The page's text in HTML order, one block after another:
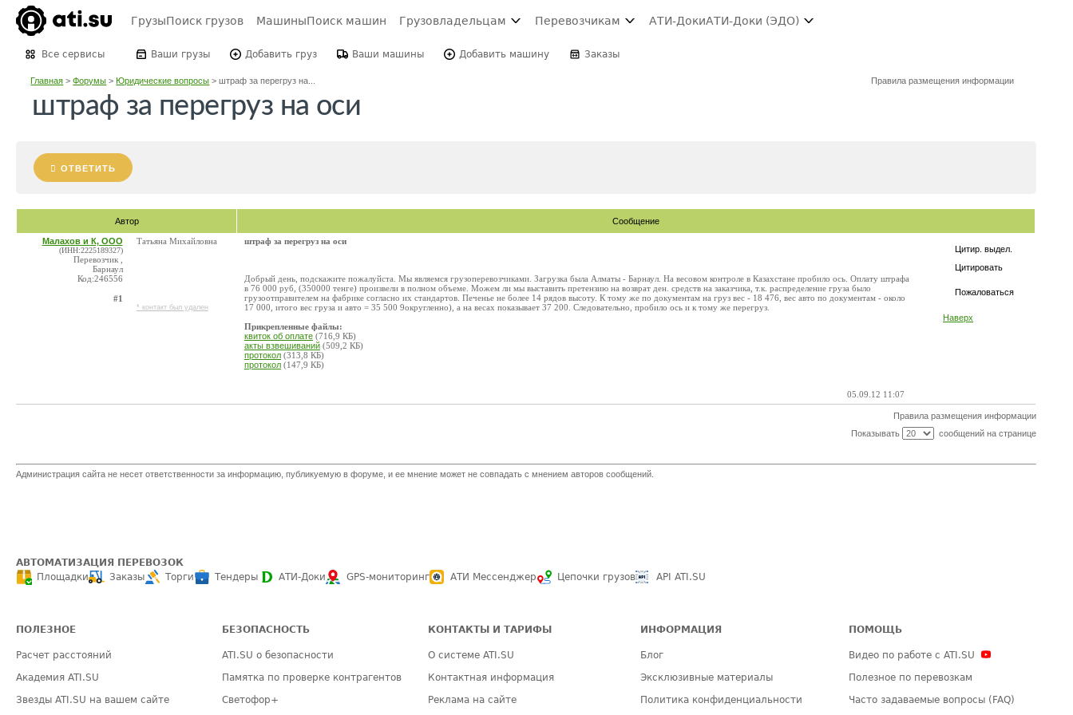
ГрузыПоиск грузов МашиныПоиск машин Грузовладельцам Перевозчикам АТИ-ДокиАТИ-Доки (ЭДО)
Все сервисы Ваши грузы Добавить груз Ваши машины Добавить машину Заказы
Главная >Форумы >Юридические вопросы >штраф за перегруз на... Правила размещения информации
штраф за перегруз на оси
ОТВЕТИТЬ
Автор Сообщение
Цитир. выдел.
Цитировать
Пожаловаться
Наверх
Малахов и К, ООО
(ИНН:2225189327)
Перевозчик ,
Барнаул
Код:246556
#1
Татьяна Михайловна
* контакт был удален
штраф за перегруз на оси
Добрый день, подскажите пожалуйста. Мы являемся грузоперевозчиками. Загрузка была Алматы - Барнаул. На весовом контроле в Казахстане пробило ось. Оплату штрафа
в 76 000 руб, (350000 тенге) произвели в полном объеме. Можем ли мы выставить претензию на возврат ден. средств на заказчика, т.к. распределение груза было
грузоотправителем на фабрике согласно их стандартов. Печенье не более 14 рядов высоту. К тому же по документам на груз вес - 18 476, вес авто по документам - около
17 000, итого вес груза и авто = 35 500 9округленно), а на весах показывает 37 200. Следовательно, пробило ось и к тому же перегруз.
Прикрепленные файлы:
квиток об оплате (716,9 КБ)
акты взвешиваний (509,2 КБ)
протокол (313,8 КБ)
протокол (147,9 КБ)
05.09.12 11:07
Правила размещения информации
Показывать
сообщений на странице
Администрация сайта не несет ответственности за информацию, публикуемую в форуме, и ее мнение может не совпадать с мнением авторов сообщений.
АВТОМАТИЗАЦИЯ ПЕРЕВОЗОК
Площадки
Заказы Торги Тендеры АТИ-Доки GPS-мониторинг АТИ Мессенджер Цепочки грузов API ATI.SU
ПОЛЕЗНОЕ
Расчет расстояний
Академия ATI.SU
Звезды ATI.SU на вашем сайте
БЕЗОПАСНОСТЬ
ATI.SU о безопасности
Памятка по проверке контрагентов
Светофор+
КОНТАКТЫ И ТАРИФЫ
О системе ATI.SU
Контактная информация
Реклама на сайте
ИНФОРМАЦИЯ
Блог
Эксклюзивные материалы
Политика конфиденциальности
ПОМОЩЬ
Видео по работе с ATI.SU
Полезное по перевозкам
Часто задаваемые вопросы (FAQ)